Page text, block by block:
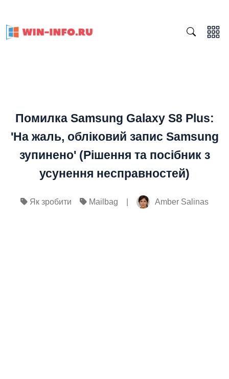
Помилка Samsung Galaxy S8 Plus:
'На жаль, обліковий запис Samsung
зупинено' (Рішення та посібник з
усунення несправностей)
Як зробити Mailbag Amber Salinas